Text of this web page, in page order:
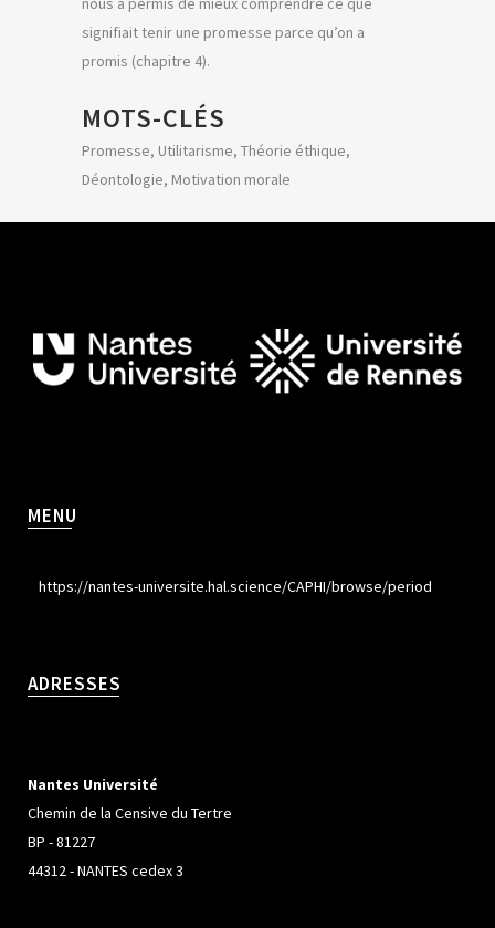
signifiait tenir une promesse parce qu’on a
promis (chapitre 4).
MOTS-CLÉS
Promesse, Utilitarisme, Théorie éthique,
Déontologie, Motivation morale
MENU
https://nantes-universite.hal.science/CAPHI/browse/period
ADRESSES
Nantes Université
Chemin de la Censive du Tertre
BP - 81227
44312 - NANTES cedex 3